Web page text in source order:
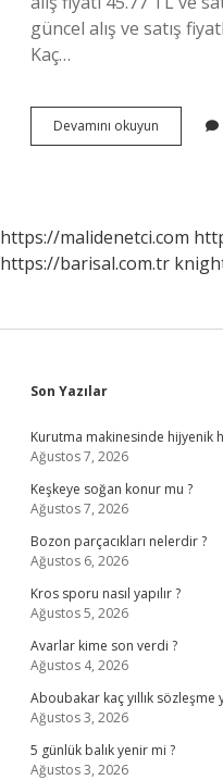
güncel alış ve satış
Kaç…
Devamını okuyun
Ingiliz
https://malidenetci.com
https://barisal.com.tr
Sidebar
Son Yazılar
Kurutma makinesinde hijyenik
Ağustos 7, 2026
Keşkeye soğan konur mu ?
Ağustos 7, 2026
Bozon parçacıkları nelerdir ?
Ağustos 6, 2026
Kros sporu nasıl yapılır ?
Ağustos 5, 2026
Avarlar kime son verdi ?
Ağustos 4, 2026
Aboubakar kaç yıllık sözleşme
Ağustos 3, 2026
5 günlük balık yenir mi ?
Ağustos 3, 2026